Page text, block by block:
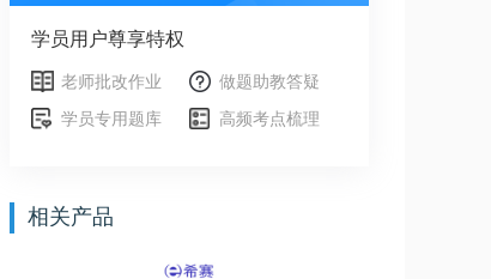
学员用户尊享特权
老师批改作业
做题助教答疑
学员专用题库
高频考点梳理
相关产品